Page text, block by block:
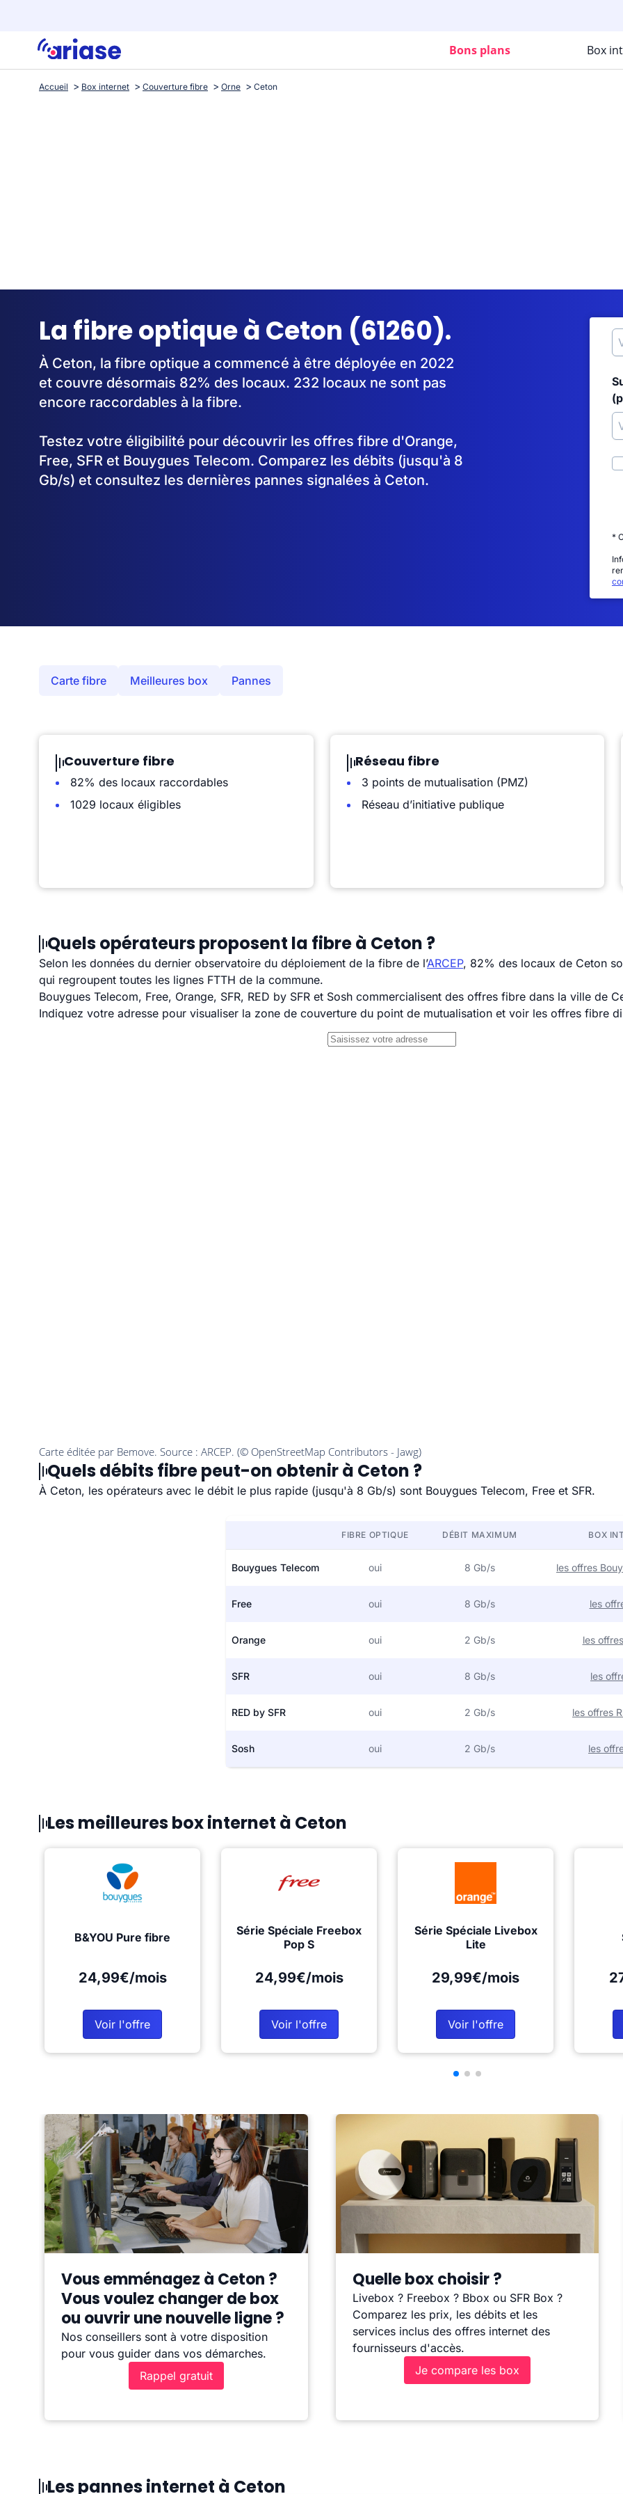
Bons plans Box
Accueil Box internet Couverture fibre Orne Ceton
La fibre optique à Ceton (61260).
À Ceton, la fibre optique a commencé à être déployée en 2022
et couvre désormais 82% des locaux. 232 locaux ne sont pas
encore raccordables à la fibre.
Testez votre éligibilité pour découvrir les offres fibre d'Orange,
Free, SFR et Bouygues Telecom. Comparez les débits (jusqu'à 8
Gb/s) et consultez les dernières pannes signalées à Ceton.
*
Carte fibre Meilleures box Pannes
Couverture fibre
82% des locaux raccordables
1029 locaux éligibles
Réseau fibre
3 points de mutualisation (PMZ)
Réseau d’initiative publique
Quels opérateurs proposent la fibre à Ceton ?
Selon les données du dernier observatoire du déploiement de la fibre de l’ARCEP, 82% des locaux de Ceton
qui regroupent toutes les lignes FTTH de la commune.
Bouygues Telecom, Free, Orange, SFR, RED by SFR et Sosh commercialisent des offres fibre dans la ville de
Indiquez votre adresse pour visualiser la zone de couverture du point de mutualisation et voir les offres fibre
Quels débits fibre peut-on obtenir à Ceton ?
À Ceton, les opérateurs avec le débit le plus rapide (jusqu'à 8 Gb/s) sont Bouygues Telecom, Free et SFR.
FIBRE OPTIQUE DÉBIT MAXIMUM BOX
Bouygues Telecom oui 8 Gb/s les offres
Free oui 8 Gb/s les
Orange oui 2 Gb/s les
SFR oui 8 Gb/s les
RED by SFR oui 2 Gb/s les offres
Sosh oui 2 Gb/s les
Les meilleures box internet à Ceton
B&YOU Pure fibre
24,99€/mois
Voir l'offre
Série Spéciale Freebox
Pop S
24,99€/mois
Voir l'offre
Série Spéciale Livebox
Lite
29,99€/mois
Voir l'offre
Vous emménagez à Ceton ?
Vous voulez changer de box
ou ouvrir une nouvelle ligne ?
Nos conseillers sont à votre disposition
pour vous guider dans vos démarches.
Rappel gratuit
Quelle box choisir ?
Livebox ? Freebox ? Bbox ou SFR Box ?
Comparez les prix, les débits et les
services inclus des offres internet des
fournisseurs d'accès.
Je compare les box
Les pannes internet à Ceton